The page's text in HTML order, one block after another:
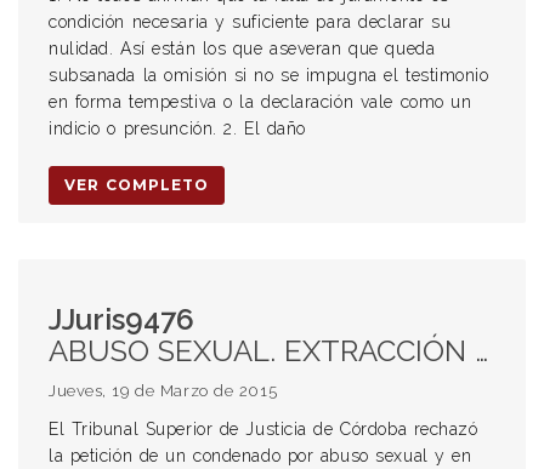
condición necesaria y suficiente para declarar su
nulidad. Así están los que aseveran que queda
subsanada la omisión si no se impugna el testimonio
en forma tempestiva o la declaración vale como un
indicio o presunción. 2. El daño
VER COMPLETO
JJuris9476
ABUSO SEXUAL. EXTRACCIÓN DE MUESTRA.
Jueves, 19 de Marzo de 2015
El Tribunal Superior de Justicia de Córdoba rechazó
la petición de un condenado por abuso sexual y en